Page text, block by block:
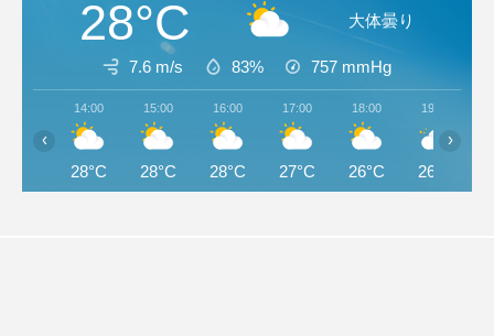
28°C 大体曇り
7.6 m/s 83% 757 mmHg
14:00
28°C
15:00
28°C
16:00
28°C
17:00
27°C
18:00
26°C
19:00
26°C
‹ ›